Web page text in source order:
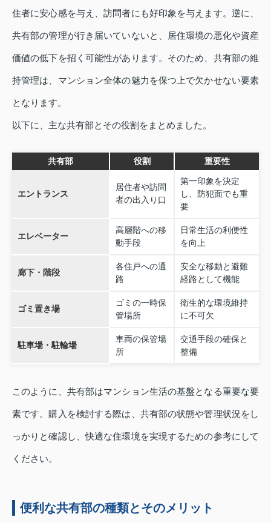
住者に安心感を与え、訪問者にも好印象を与えます。逆に、
共有部の管理が行き届いていないと、居住環境の悪化や資産
価値の低下を招く可能性があります。そのため、共有部の維
持管理は、マンション全体の魅力を保つ上で欠かせない要素
となります。
以下に、主な共有部とその役割をまとめました。
共有部 役割 重要性
エントランス
居住者や訪問
者の出入り口
第一印象を決定
し、防犯面でも重
要
エレベーター
高層階への移
動手段
日常生活の利便性
を向上
廊下・階段
各住戸への通
路
安全な移動と避難
経路として機能
ゴミ置き場
ゴミの一時保
管場所
衛生的な環境維持
に不可欠
駐車場・駐輪場
車両の保管場
所
交通手段の確保と
整備
このように、共有部はマンション生活の基盤となる重要な要
素です。購入を検討する際は、共有部の状態や管理状況をし
っかりと確認し、快適な住環境を実現するための参考にして
ください。
便利な共有部の種類とそのメリット